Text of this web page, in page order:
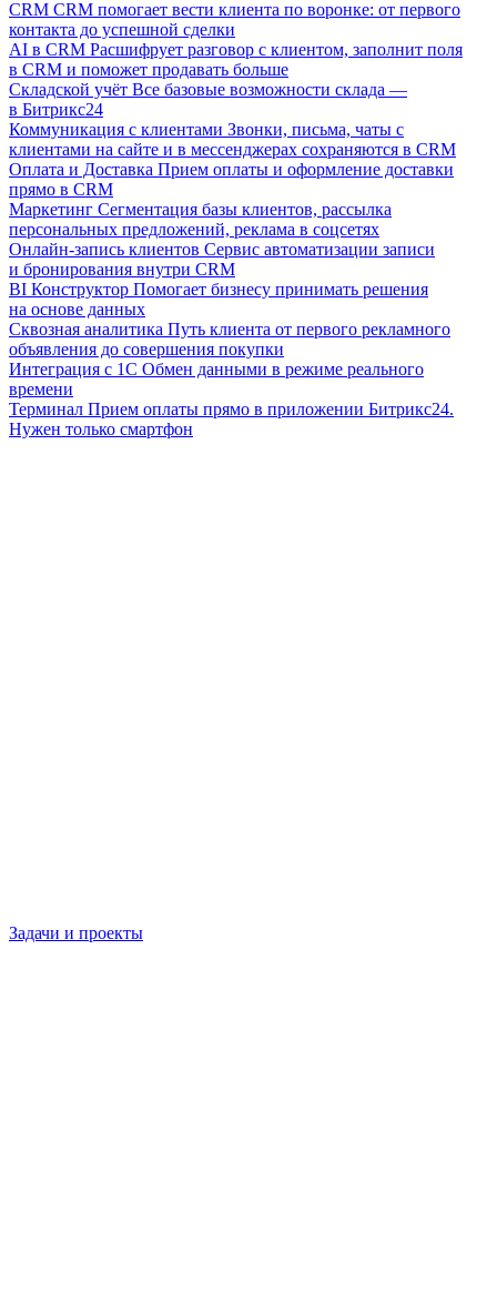
CRM CRM помогает вести клиента по воронке: от первого
контакта до успешной сделки
AI в CRM Расшифрует разговор с клиентом, заполнит поля
в CRM и поможет продавать больше
Складской учёт Все базовые возможности склада —
в Битрикс24
Коммуникация с клиентами Звонки, письма, чаты с
клиентами на сайте и в мессенджерах сохраняются в CRM
Оплата и Доставка Прием оплаты и оформление доставки
прямо в CRM
Маркетинг Сегментация базы клиентов, рассылка
персональных предложений, реклама в соцсетях
Онлайн-запись клиентов Сервис автоматизации записи
и бронирования внутри CRM
BI Конструктор Помогает бизнесу принимать решения
на основе данных
Сквозная аналитика Путь клиента от первого рекламного
объявления до совершения покупки
Интеграция с 1С Обмен данными в режиме реального
времени
Терминал Прием оплаты прямо в приложении Битрикс24.
Нужен только смартфон
Задачи и проекты